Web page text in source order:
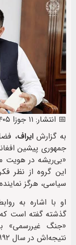
📅 انتشار: ۱۱ جوزا ۱۴۰۵ ساعت ۱۲:۰۳
به گزارشایراف،
جمهوری پیشین
«بی‌ریشه در هویت
این گروه از نظر
سیاسی، هرگز
او با اشاره به
«جنگ غیررسمی»
نتیجه‌اش در سال ۱۹۹۲ به سود اسلام‌آباد تمام شد.